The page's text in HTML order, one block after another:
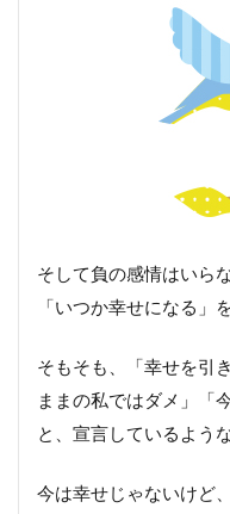
そして負の感情はいら
「いつか幸せになる」
そもそも、「幸せを引
ままの私ではダメ」「
と、宣言しているよう
今は幸せじゃないけど